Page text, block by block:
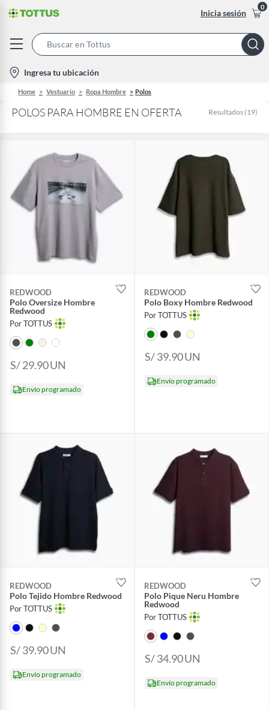
Inicia sesión
0
Bar
location-
icon
Ingresa tu ubicación
Home Vestuario Ropa Hombre Polos
POLOS PARA HOMBRE EN OFERTA Resultados (19)
REDWOOD
Polo Oversize Hombre
Redwood
Por TOTTUS
S/ 29.90UN
Envío programado
REDWOOD
Polo Boxy Hombre Redwood
Por TOTTUS
S/ 39.90UN
Envío programado
REDWOOD
Polo Tejido Hombre Redwood
Por TOTTUS
S/ 39.90UN
Envío programado
REDWOOD
Polo Pique Neru Hombre
Redwood
Por TOTTUS
S/ 34.90UN
Envío programado